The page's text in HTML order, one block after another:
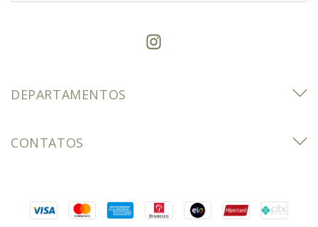
DEPARTAMENTOS
CONTATOS